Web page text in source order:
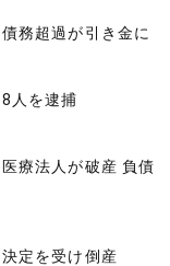
務超過が引き金に
人を逮捕
療法人が破産 負債
定を受け倒産